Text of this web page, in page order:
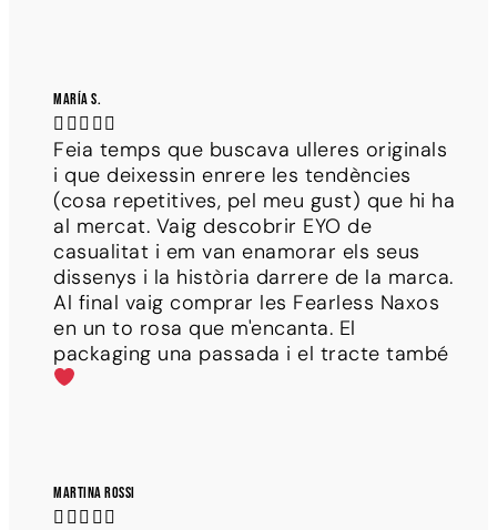
María S.
    
Feia temps que buscava ulleres originals
i que deixessin enrere les tendències
(cosa repetitives, pel meu gust) que hi ha
al mercat. Vaig descobrir EYO de
casualitat i em van enamorar els seus
dissenys i la història darrere de la marca.
Al final vaig comprar les Fearless Naxos
en un to rosa que m'encanta. El
packaging una passada i el tracte també
Martina Rossi
    